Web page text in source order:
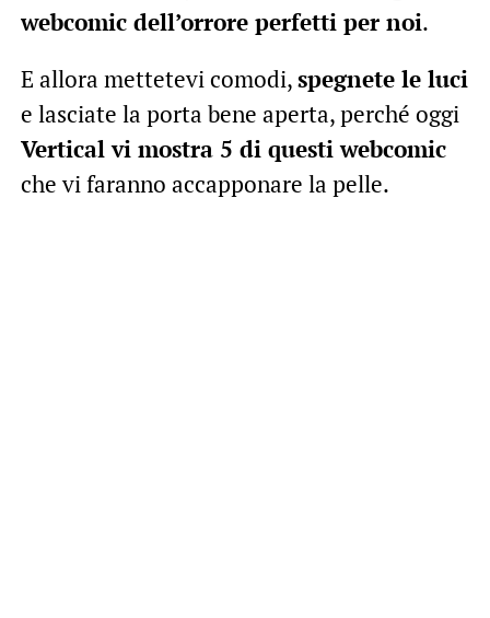
webcomic dell’orrore perfetti per noi.
E allora mettetevi comodi,spegnete le luci
e lasciate la porta bene aperta, perché oggi
Vertical vi mostra 5 di questi webcomic
che vi faranno accapponare la pelle.